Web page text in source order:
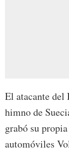
El atacante del
himno de
grabó su
automóviles